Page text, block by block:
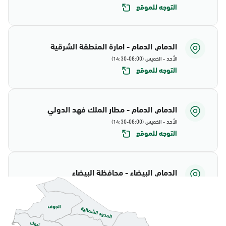
التوجه للموقع
الدمام, الدمام - امارة المنطقة الشرقية
الأحد - الخميس (08:00-14:30)
التوجه للموقع
الدمام, الدمام - مطار الملك فهد الدولي
الأحد - الخميس (08:00-14:30)
التوجه للموقع
الدمام, البيضاء - محافظة البيضاء